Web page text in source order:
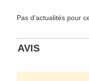
Pas d'actualités pour
AVIS